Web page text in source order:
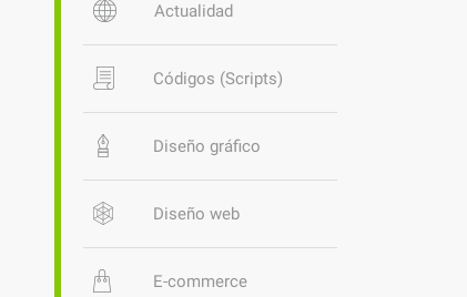
Actualidad
Códigos (Scripts)
Diseño gráfico
Diseño web
E-commerce